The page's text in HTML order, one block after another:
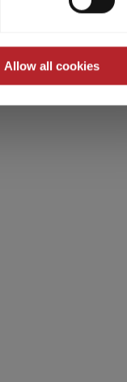
Allow all cookies